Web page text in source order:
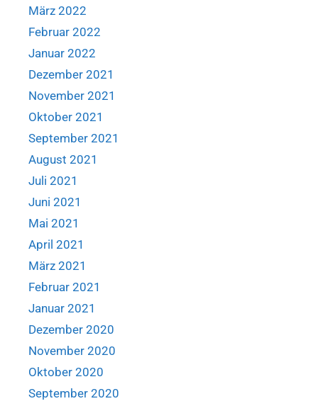
März 2022
Februar 2022
Januar 2022
Dezember 2021
November 2021
Oktober 2021
September 2021
August 2021
Juli 2021
Juni 2021
Mai 2021
April 2021
März 2021
Februar 2021
Januar 2021
Dezember 2020
November 2020
Oktober 2020
September 2020